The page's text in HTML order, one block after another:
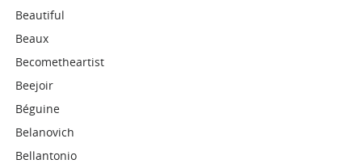
Beautiful
Beaux
Becometheartist
Beejoir
Béguine
Belanovich
Bellantonio